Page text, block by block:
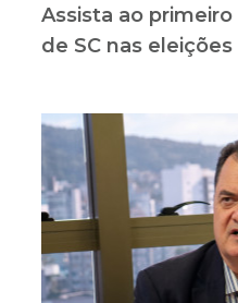
Assista ao
de SC nas